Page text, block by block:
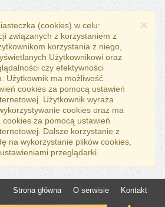
×
(cookies) w celu:
związanych z korzystaniem z
korzystania z niego,
Użytkownikowi oraz
czy efektywności
Użytkownik ma możliwość
cookies za pomocą ustawień
Użytkownik wyraża
cookies oraz ma
cookies za pomocą ustawień
Dalsze korzystanie z
na wykorzystanie plików cookies,
przeglądarki.
Strona główna O serwisie Kontakt